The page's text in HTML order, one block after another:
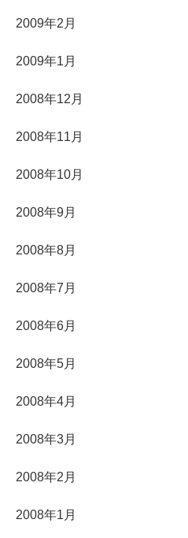
2009年2月
2009年1月
2008年12月
2008年11月
2008年10月
2008年9月
2008年8月
2008年7月
2008年6月
2008年5月
2008年4月
2008年3月
2008年2月
2008年1月